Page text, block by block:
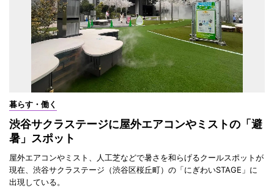
暮らす・働く
渋谷サクラステージに屋外エアコンやミストの「避
暑」スポット
屋外エアコンやミスト、人工芝などで暑さを和らげるクールスポットが
現在、渋谷サクラステージ（渋谷区桜丘町）の「にぎわいSTAGE」に
出現している。